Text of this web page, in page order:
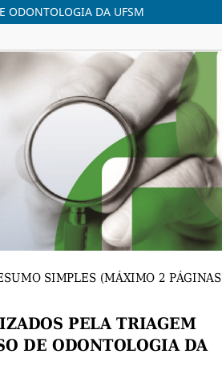
ODONTOLOGIA DA UFSM